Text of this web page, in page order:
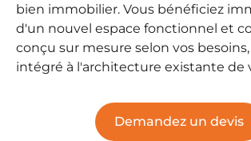
bien immobilier. Vous bénéficiez
d'un nouvel espace fonctionnel et
conçu sur mesure selon vos
intégré à l'architecture existante de
Demandez un devis